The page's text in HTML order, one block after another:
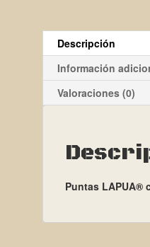
Descripción
Información
Valoraciones (0)
Puntas LAPUA®